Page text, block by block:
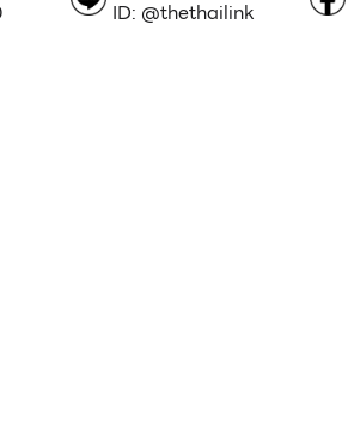
ID: @thethailink